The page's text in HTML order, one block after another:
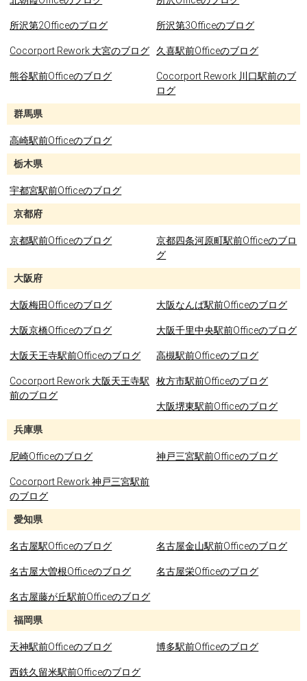
所沢第2Officeのブログ 所沢第3Officeのブログ
Cocorport Rework 大宮のブログ 久喜駅前Officeのブログ
熊谷駅前Officeのブログ
Cocorport Rework 川口駅前のブ
ログ
群馬県
高崎駅前Officeのブログ
栃木県
宇都宮駅前Officeのブログ
京都府
京都駅前Officeのブログ
京都四条河原町駅前Officeのブロ
グ
大阪府
大阪梅田Officeのブログ 大阪なんば駅前Officeのブログ
大阪京橋Officeのブログ 大阪千里中央駅前Officeのブログ
大阪天王寺駅前Officeのブログ 高槻駅前Officeのブログ
Cocorport Rework 大阪天王寺駅
前のブログ
枚方市駅前Officeのブログ
大阪堺東駅前Officeのブログ
兵庫県
尼崎Officeのブログ 神戸三宮駅前Officeのブログ
Cocorport Rework 神戸三宮駅前
のブログ
愛知県
名古屋駅Officeのブログ 名古屋金山駅前Officeのブログ
名古屋大曽根Officeのブログ 名古屋栄Officeのブログ
名古屋藤が丘駅前Officeのブログ
福岡県
天神駅前Officeのブログ 博多駅前Officeのブログ
西鉄久留米駅前Officeのブログ